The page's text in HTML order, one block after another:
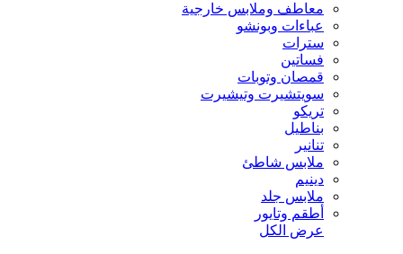
معاطف وملابس خارجية
عباءات وبونشو
سترات
فساتين
قمصان وتوبات
سويتشيرت وتيشيرت
تريكو
بناطيل
تنانير
ملابس شاطئ
دينيم
ملابس جلد
أطقم وتايور
عرض الكل